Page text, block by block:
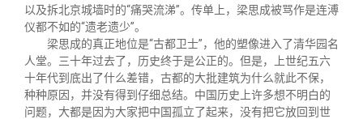
校友服务
终身学习
校友总会
以及拆北京城墙时的“痛哭流涕”。传单上，梁思成被骂作是连溥
仪都不如的“遗老遗少”。
梁思成的真正地位是“古都卫士”，他的塑像进入了清华园名
人堂。三十年过去了，历史终于是公正的。但是，上世纪五六
十年代到底出了什么差错，古都的大批建筑为什么就此不保，
种种原因，并没有得到仔细总结。中国历史上许多想不明白的
问题，大都是因为大家把中国孤立了起来，没有把它放回到世